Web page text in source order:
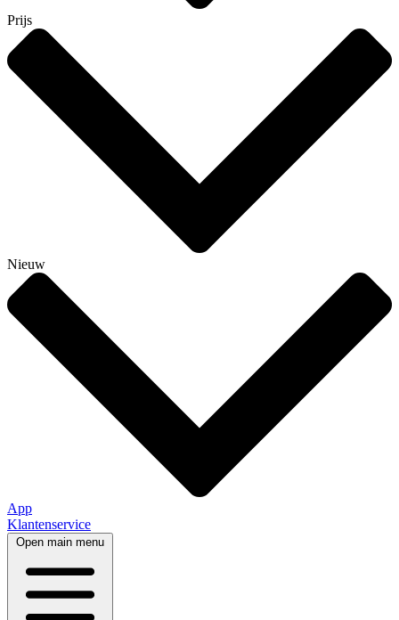
Prijs
Nieuw
App
Klantenservice
Open main menu